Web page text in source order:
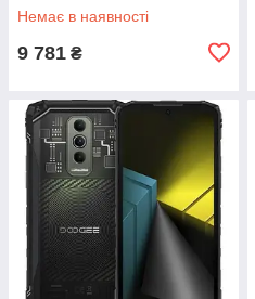
Немає в наявності
9 781 ₴